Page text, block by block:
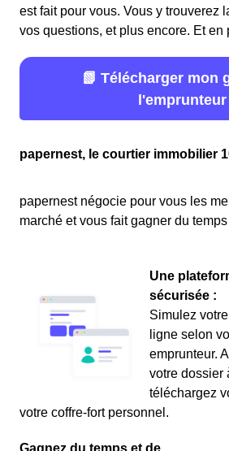
est fait pour vous. Vous y trouverez
vos questions, et plus encore. Et en
📗 Télécharger mon
l'emprunteur
papernest, le courtier immobilier
papernest négocie pour vous les
marché et vous fait gagner du
Une
sécurisée :
Simulez
ligne selon
emprunteur.
votre dossier
téléchargez
votre coffre-fort personnel.
Gagnez du temps et de